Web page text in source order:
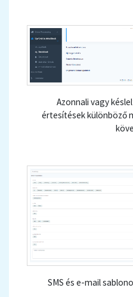
Azonnali vagy
értesítések különböző
SMS és e-mail